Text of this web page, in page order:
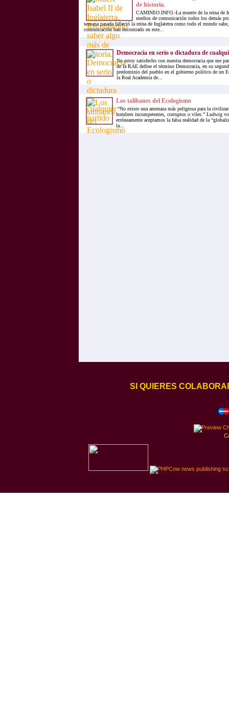
de historia.
CAMINEO.INFO.-La muerte de la reina de
medios de comunicación todos los demás
semana pasada falleció la reina de Inglaterra como todo el mundo
comunicación han encontrado en este...
Democracia en serio o dictadura de
No estoy satisfecho con nuestra democracia que me
de la RAE define el término Democracia, en su
predominio del pueblo en el gobierno político de un
la Real Academia de...
Los talibanes del Ecologismo
“No existe una amenaza más peligrosa para la
hombres incompetentes, corruptos o viles.” Ludwig
erróneamente aceptamos la falsa realidad de la
la...
SI QUIERES